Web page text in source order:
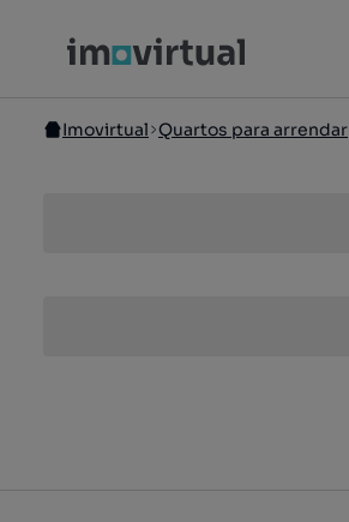
Imovirtual Quartos para arrendar